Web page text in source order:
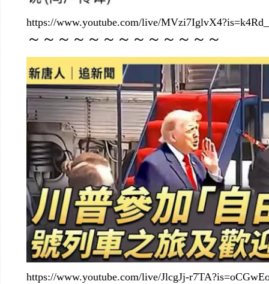
https://www.youtube.com/live/
～～～～～～～～～～～～～
https://www.youtube.com/live/JlcgJj-